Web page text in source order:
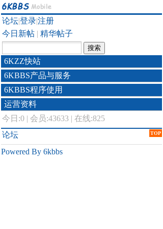
论坛|登录|注册
今日新帖 | 精华帖子
6KZZ快站
6KBBS产品与服务
6KBBS程序使用
运营资料
今日:0 | 会员:43633 | 在线:825
TOP
论坛
Powered By 6kbbs